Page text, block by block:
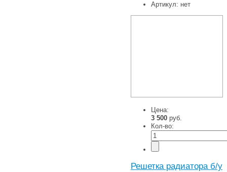
Артикул: нет
Цена:
3 500 руб.
Кол-во:
Решетка радиатора б/у